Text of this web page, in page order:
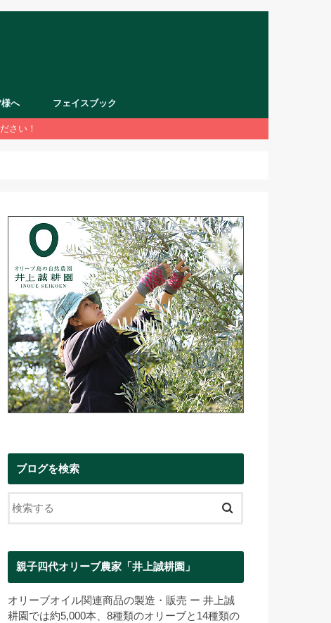
へ フェイスブック
さい！
ブログを検索
親子四代オリーブ農家「井上誠耕園」
オリーブオイル関連商品の製造・販売 ー 井上誠
耕園では約5,000本、8種類のオリーブと14種類の